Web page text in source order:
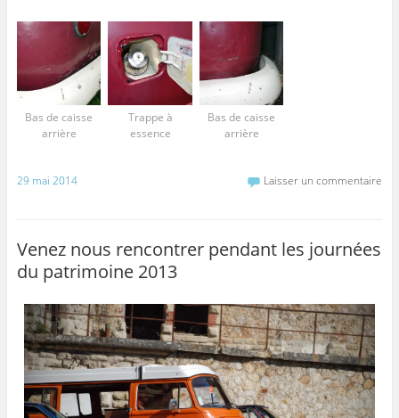
Bas de caisse
arrière
Trappe à
essence
Bas de caisse
arrière
29 mai 2014 Laisser un commentaire
Venez nous rencontrer pendant les journées
du patrimoine 2013